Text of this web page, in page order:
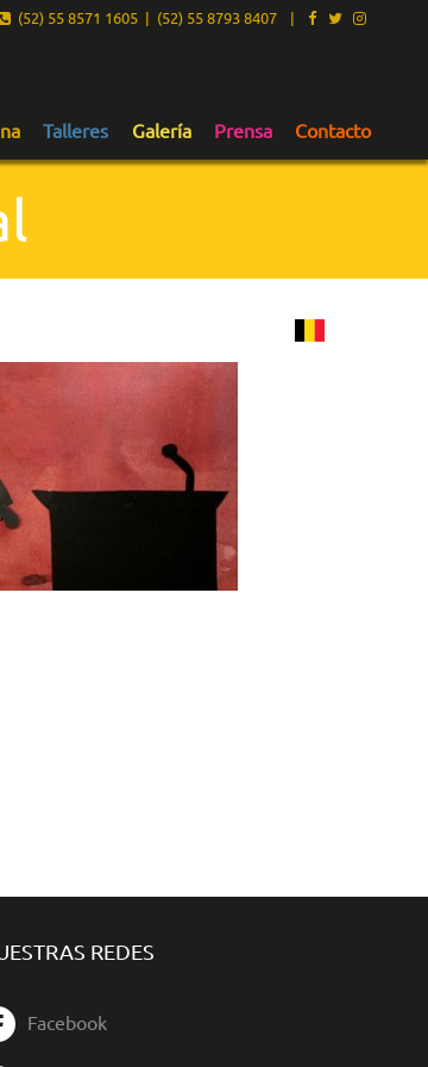
(52) 55 8571 1605 | (52) 55 8793 8407 |
Talleres Galería Prensa Contacto
REDES
Facebook